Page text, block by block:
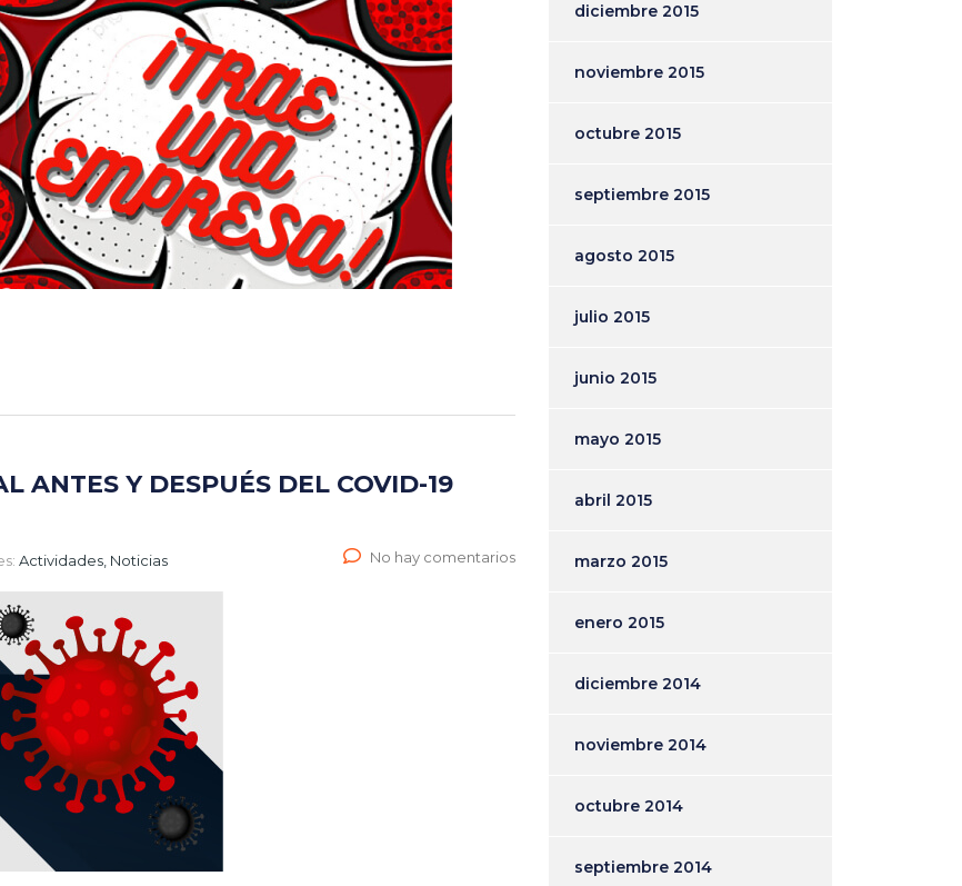
ANTES Y DESPUÉS DEL COVID-19
Actividades, Noticias No hay comentarios
diciembre 2015
noviembre 2015
octubre 2015
septiembre 2015
agosto 2015
julio 2015
junio 2015
mayo 2015
abril 2015
marzo 2015
enero 2015
diciembre 2014
noviembre 2014
octubre 2014
septiembre 2014